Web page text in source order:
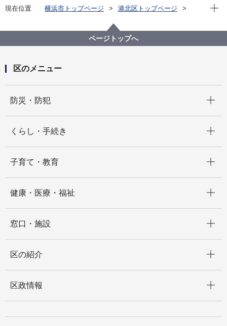
現在位置 横浜市トップページ
港北区トップページ
現在
ページトップへ
区のメニュー
防災・防犯
くらし・手続き
子育て・教育
健康・医療・福祉
窓口・施設
区の紹介
区政情報